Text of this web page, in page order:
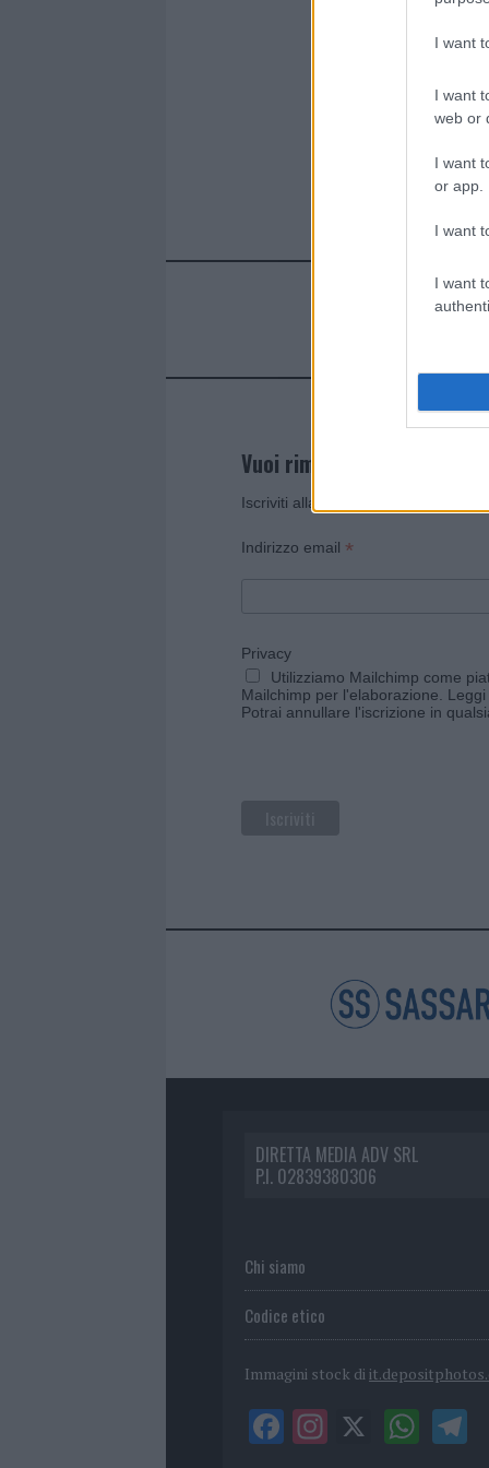
I want
I want
web or
I want
or app.
I want
I want
re
Vuoi rimanere sempre
Iscriviti alla newsletter di Gallura
Indirizzo email *
Privacy
Utilizziamo Mailchimp come
Mailchimp per l'elaborazione.
Potrai annullare l'iscrizione in
DIRETTA MEDIA ADV SRL
P.I. 02839380306
Chi siamo
Codice etico
Immagini stock di